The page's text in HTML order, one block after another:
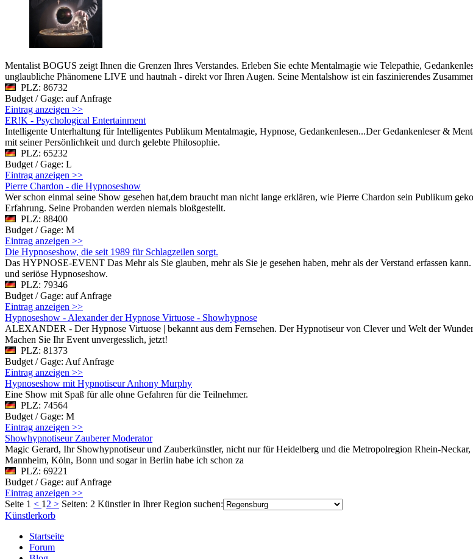
Mentalist BOGUS zeigt Ihnen die Grenzen Ihres Verstandes. Erleben Sie echte Mentalmagie wie Telepathie,
unglaubliche Phänomene LIVE und hautnah - direkt vor Ihren Augen. Seine Mentalshow ist ein faszinierendes
PLZ: 86732
Budget / Gage: auf Anfrage
Eintrag anzeigen >>
ER!K - Psychological Entertainment
Intelligente Unterhaltung für Intelligentes Publikum Mentalmagie, Hypnose, Gedankenlesen...Der Gedankenleser &
mit seiner Persönlichkeit und durch gelebte Philosophie.
PLZ: 65232
Budget / Gage: L
Eintrag anzeigen >>
Pierre Chardon - die Hypnoseshow
Wer schon einmal seine Show gesehen hat,dem braucht man nicht lange erklären, wie Pierre Chardon sein Publikum
Erfahrung. Seine Probanden werden niemals bloßgestellt.
PLZ: 88400
Budget / Gage: M
Eintrag anzeigen >>
Die Hypnoseshow, die seit 1989 für Schlagzeilen sorgt.
Das HYPNOSE-EVENT Das Mehr als Sie glauben, mehr als Sie je gesehen haben, mehr als der Verstand erfassen
und seriöse Hypnoseshow.
PLZ: 79346
Budget / Gage: auf Anfrage
Eintrag anzeigen >>
Hypnoseshow - Alexander der Hypnose Virtuose - Showhypnose
ALEXANDER - Der Hypnose Virtuose | bekannt aus dem Fernsehen. Der Hypnotiseur von Clever und Welt der
Machen Sie Ihr Event unvergesslich, jetzt!
PLZ: 81373
Budget / Gage: Auf Anfrage
Eintrag anzeigen >>
Hypnoseshow mit Hypnotiseur Anhony Murphy
Eine Show mit Spaß für alle ohne Gefahren für die Teilnehmer.
PLZ: 74564
Budget / Gage: M
Eintrag anzeigen >>
Showhypnotiseur Zauberer Moderator
Magic Gerard, Ihr Showhypnotiseur und Zauberkünstler, nicht nur für Heidelberg und die Metropolregion Rhein-
Mannheim, Köln, Bonn und sogar in Berlin habe ich schon za
PLZ: 69221
Budget / Gage: auf Anfrage
Eintrag anzeigen >>
Seite 1 < 1 2 > Seiten: 2 Künstler in Ihrer Region suchen:
Künstlerkorb
Startseite
Forum